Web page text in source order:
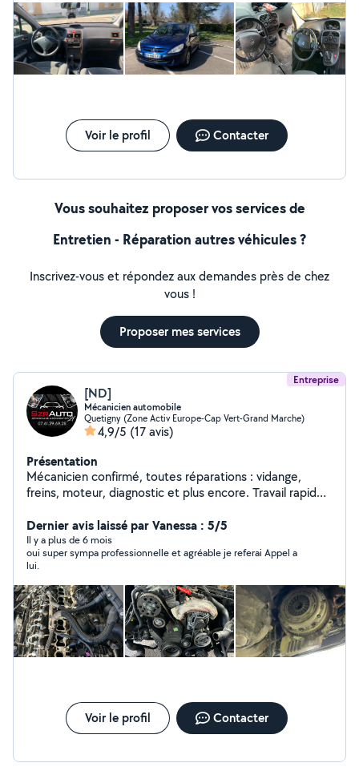
Voir le profil Contacter
Vous souhaitez proposer vos services de
Entretien - Réparation autres véhicules ?
Inscrivez-vous et répondez aux demandes près de chez
vous !
Proposer mes services
Entreprise
[ND]
Mécanicien automobile
Quetigny (Zone Activ Europe-Cap Vert-Grand Marche)
4,9/5 (17 avis)
Présentation
Mécanicien confirmé, toutes réparations : vidange,
freins, moteur, diagnostic et plus encore. Travail rapide
Dernier avis laissé par Vanessa : 5/5
Il y a plus de 6 mois
oui super sympa professionnelle et agréable je referai Appel a
lui.
Voir le profil Contacter